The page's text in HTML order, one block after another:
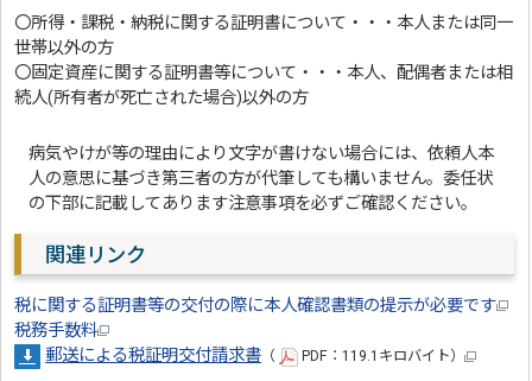
〇所得・課税・納税に関する証明書について・・・本人または同一
世帯以外の方
〇固定資産に関する証明書等について・・・本人、配偶者または相
続人(所有者が死亡された場合)以外の方
病気やけが等の理由により文字が書けない場合には、依頼人本
人の意思に基づき第三者の方が代筆しても構いません。委任状
の下部に記載してあります注意事項を必ずご確認ください。
関連リンク
税に関する証明書等の交付の際に本人確認書類の提示が必要です
税務手数料
郵送による税証明交付請求書 （ PDF：119.1キロバイト）